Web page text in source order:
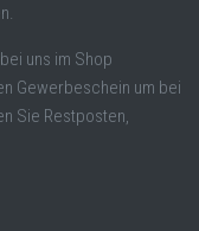
uns im Shop
Gewerbeschein um bei
Sie Restposten,